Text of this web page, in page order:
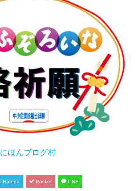
にほんブログ村
Hatena Pocket LINE